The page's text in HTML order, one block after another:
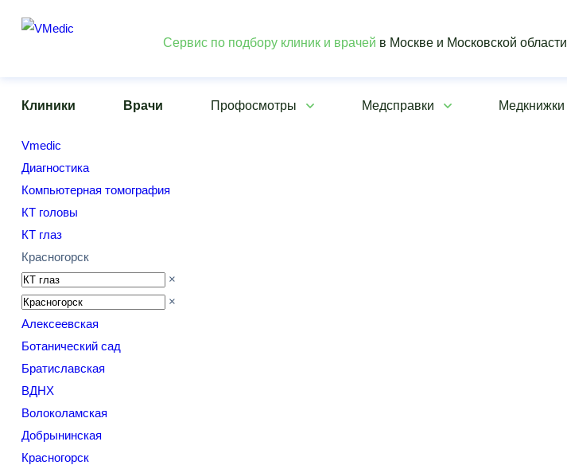
Сервис по подбору клиник и врачей в Москве и Московской области
Клиники Врачи Профосмотры Медсправки Медкнижки
Vmedic
Диагностика
Компьютерная томография
КТ головы
КТ глаз
Красногорск
×
×
Алексеевская
Ботанический сад
Братиславская
ВДНХ
Волоколамская
Добрынинская
Красногорск